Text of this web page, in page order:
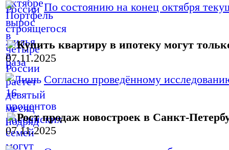
По состоянию на конец октября
Купить квартиру в ипотеку могут
07.11.2025
Согласно проведённому
Рост продаж новостроек в Санкт-
07.11.2025